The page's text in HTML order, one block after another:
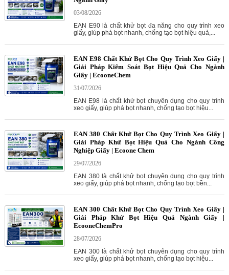
03/08/2026
EAN E90 là chất khử bọt đa năng cho quy trình xeo
giấy, giúp phá bọt nhanh, chống tạo bọt hiệu quả,...
EAN E98 Chất Khử Bọt Cho Quy Trình Xeo Giấy |
Giải Pháp Kiểm Soát Bọt Hiệu Quả Cho Ngành
Giấy | EcooneChem
31/07/2026
EAN E98 là chất khử bọt chuyên dụng cho quy trình
xeo giấy, giúp phá bọt nhanh, chống tạo bọt hiệu...
EAN 380 Chất Khử Bọt Cho Quy Trình Xeo Giấy |
Giải Pháp Khử Bọt Hiệu Quả Cho Ngành Công
Nghiệp Giấy | Ecoone Chem
29/07/2026
EAN 380 là chất khử bọt chuyên dụng cho quy trình
xeo giấy, giúp phá bọt nhanh, chống tạo bọt bền...
EAN 300 Chất Khử Bọt Cho Quy Trình Xeo Giấy |
Giải Pháp Khử Bọt Hiệu Quả Ngành Giấy |
EcooneChemPro
28/07/2026
EAN 300 là chất khử bọt chuyên dụng cho quy trình
xeo giấy, giúp phá bọt nhanh, chống tạo bọt hiệu...